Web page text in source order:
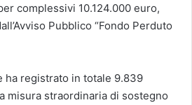
complessivi 10.124.000 euro,
Pubblico “Fondo Perduto
ha registrato in totale 9.839
misura straordinaria di sostegno